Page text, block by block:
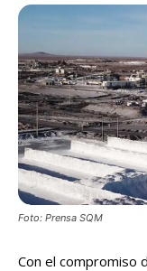
Foto: Prensa SQM
Con el compromiso